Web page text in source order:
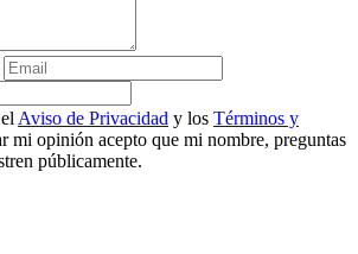
Aviso de Privacidad y los Términos y
mi opinión acepto que mi nombre, preguntas
públicamente.